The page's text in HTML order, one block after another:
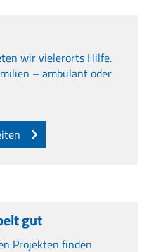
wir vielerorts Hilfe.
– ambulant oder
gut
Projekten finden